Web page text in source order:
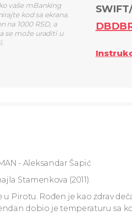
vaše mBanking
kod sa ekrana.
na 1000 RSD, a
se može uraditi u
- Aleksandar Šapić
Stamenkova (2011).
u Pirotu. Rođen je kao zdrav
dobio je temperaturu sa